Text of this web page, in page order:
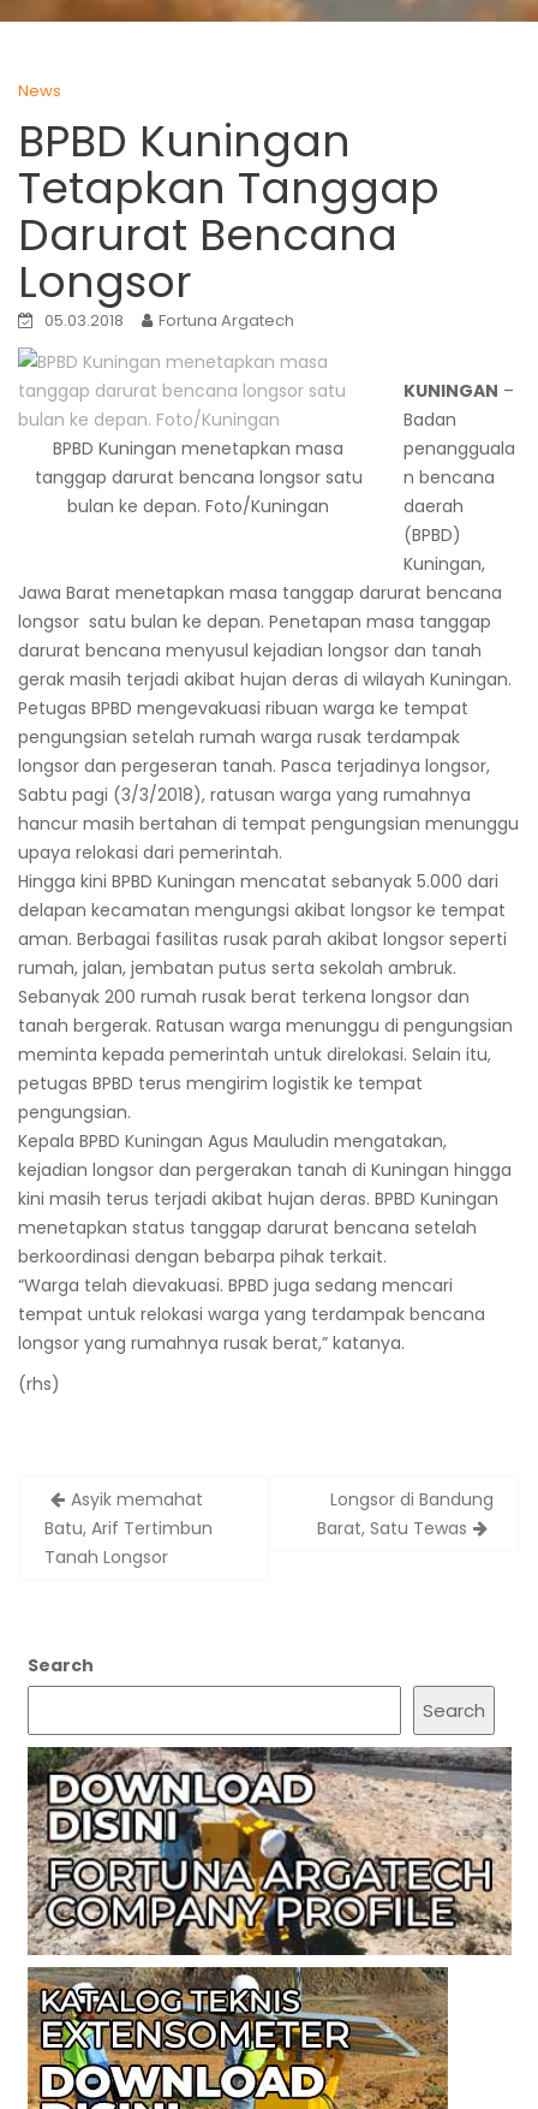
News
BPBD Kuningan
Tetapkan Tanggap
Darurat Bencana
Longsor
05.03.2018 Fortuna Argatech
BPBD Kuningan menetapkan masa
tanggap darurat bencana longsor satu
bulan ke depan. Foto/Kuningan
KUNINGAN –
Badan
penangguala
n bencana
daerah
(BPBD)
Kuningan,
Jawa Barat menetapkan masa tanggap darurat bencana
longsor satu bulan ke depan. Penetapan masa tanggap
darurat bencana menyusul kejadian longsor dan tanah
gerak masih terjadi akibat hujan deras di wilayah Kuningan.
Petugas BPBD mengevakuasi ribuan warga ke tempat
pengungsian setelah rumah warga rusak terdampak
longsor dan pergeseran tanah. Pasca terjadinya longsor,
Sabtu pagi (3/3/2018), ratusan warga yang rumahnya
hancur masih bertahan di tempat pengungsian menunggu
upaya relokasi dari pemerintah.
Hingga kini BPBD Kuningan mencatat sebanyak 5.000 dari
delapan kecamatan mengungsi akibat longsor ke tempat
aman. Berbagai fasilitas rusak parah akibat longsor seperti
rumah, jalan, jembatan putus serta sekolah ambruk.
Sebanyak 200 rumah rusak berat terkena longsor dan
tanah bergerak. Ratusan warga menunggu di pengungsian
meminta kepada pemerintah untuk direlokasi. Selain itu,
petugas BPBD terus mengirim logistik ke tempat
pengungsian.
Kepala BPBD Kuningan Agus Mauludin mengatakan,
kejadian longsor dan pergerakan tanah di Kuningan hingga
kini masih terus terjadi akibat hujan deras. BPBD Kuningan
menetapkan status tanggap darurat bencana setelah
berkoordinasi dengan bebarpa pihak terkait.
“Warga telah dievakuasi. BPBD juga sedang mencari
tempat untuk relokasi warga yang terdampak bencana
longsor yang rumahnya rusak berat,” katanya.
(rhs)
Post
navigation
Asyik memahat
Batu, Arif Tertimbun
Tanah Longsor
Longsor di Bandung
Barat, Satu Tewas
Search
Search